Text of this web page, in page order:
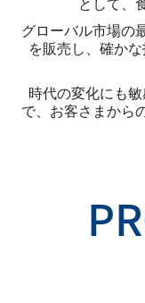
募集要項
お問い合わせ
プライバシーポリ
として、
グローバル市場の
を販売し、確か
時代の変化にも
で、お客さまから